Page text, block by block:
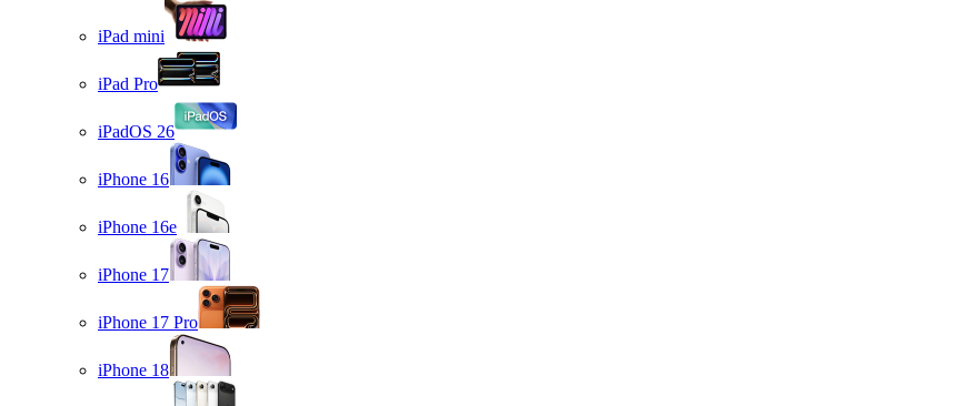
iPad mini
iPad Pro
iPadOS 26
iPhone 16
iPhone 16e
iPhone 17
iPhone 17 Pro
iPhone 18